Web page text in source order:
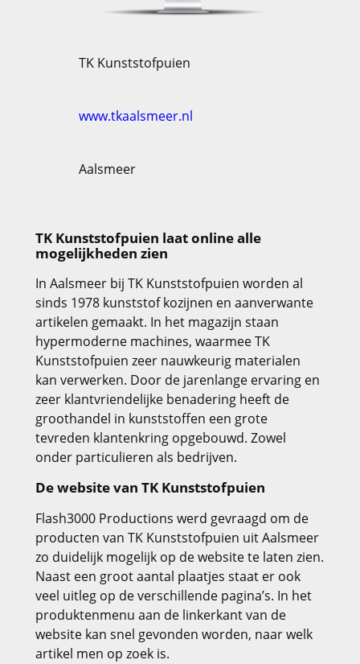
TK Kunststofpuien
www.tkaalsmeer.nl
Aalsmeer
TK Kunststofpuien laat online alle
mogelijkheden zien
In Aalsmeer bij TK Kunststofpuien worden al
sinds 1978 kunststof kozijnen en aanverwante
artikelen gemaakt. In het magazijn staan
hypermoderne machines, waarmee TK
Kunststofpuien zeer nauwkeurig materialen
kan verwerken. Door de jarenlange ervaring en
zeer klantvriendelijke benadering heeft de
groothandel in kunststoffen een grote
tevreden klantenkring opgebouwd. Zowel
onder particulieren als bedrijven.
De website van TK Kunststofpuien
Flash3000 Productions werd gevraagd om de
producten van TK Kunststofpuien uit Aalsmeer
zo duidelijk mogelijk op de website te laten zien.
Naast een groot aantal plaatjes staat er ook
veel uitleg op de verschillende pagina’s. In het
produktenmenu aan de linkerkant van de
website kan snel gevonden worden, naar welk
artikel men op zoek is.